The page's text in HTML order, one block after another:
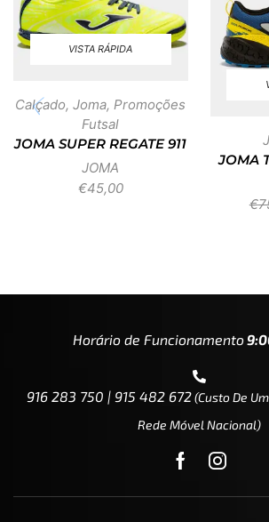
VISTA RÁPIDA
Calçado,Joma,Promoções
Futsal
JOMA SUPER REGATE 911
JOMA
€45,00
JOMA
€
Horário de Funcionamento
916 283 750 | 915 482 672(custo De
Rede Móvel Nacional)